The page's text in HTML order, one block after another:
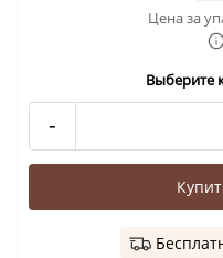
Цена за
Выберите
-